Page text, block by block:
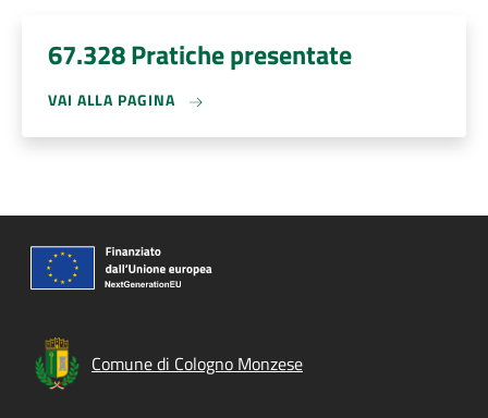
67.328 Pratiche presentate
VAI ALLA PAGINA
Comune di Cologno Monzese